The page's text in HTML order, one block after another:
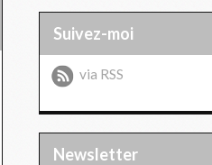
Suivez-moi
via RSS
Newsletter